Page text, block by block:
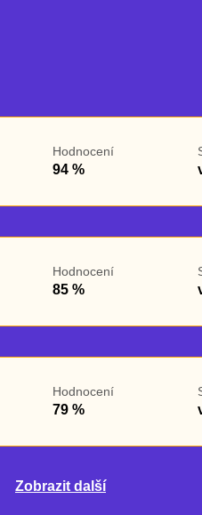
Hodnocení
94 %
Hodnocení
85 %
Hodnocení
79 %
Zobrazit další